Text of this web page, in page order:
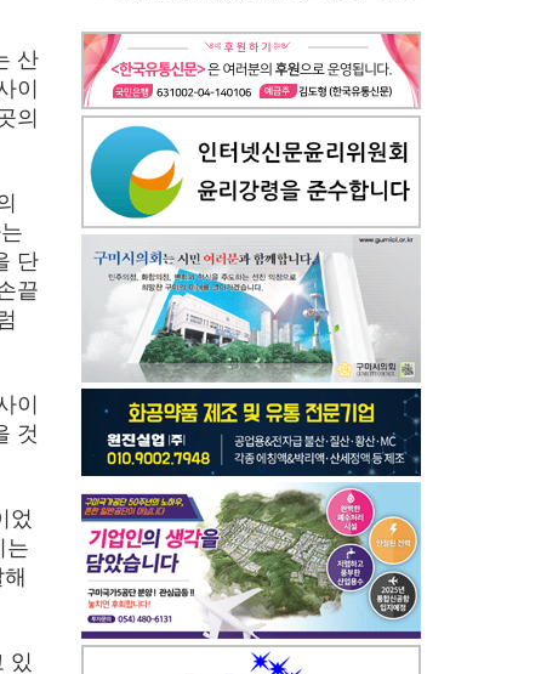
산
이
의
단
끝
이
것
었
는
있